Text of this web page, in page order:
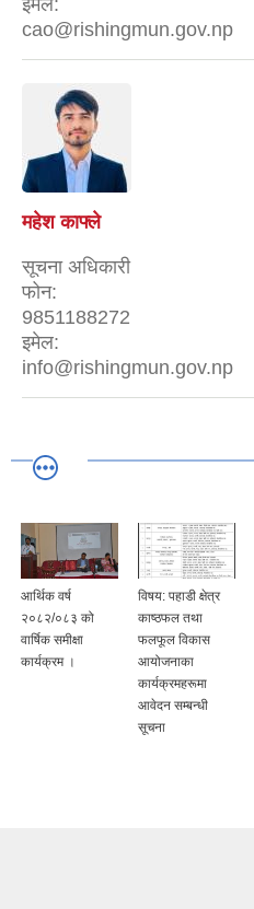
cao@rishingmun.gov.np
महेश काफ्ले
सूचना अधिकारी
फोन:
9851188272
इमेल:
info@rishingmun.gov.np
आर्थिक वर्ष
२०८२/०८३ को
वार्षिक समीक्षा
कार्यक्रम ।
विषय: पहाडी क्षेत्र
काष्ठफल तथा
फलफूल विकास
आयोजनाका
कार्यक्रमहरूमा
आवेदन सम्बन्धी
सूचना